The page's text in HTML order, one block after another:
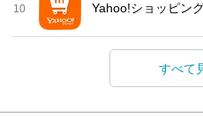
10 Yahoo!ショッピン
すべて